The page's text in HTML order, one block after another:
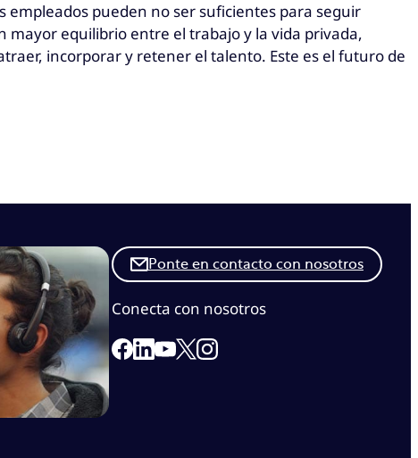
empleados pueden no ser suficientes para seguir
mayor equilibrio entre el trabajo y la vida privada,
incorporar y retener el talento. Este es el futuro de
Ponte en contacto con nosotros
Conecta con nosotros
Link to our Facebook page
Link to our Linkedin page
Link to our Youtube page
Link to our X page
Link to our Instagram page